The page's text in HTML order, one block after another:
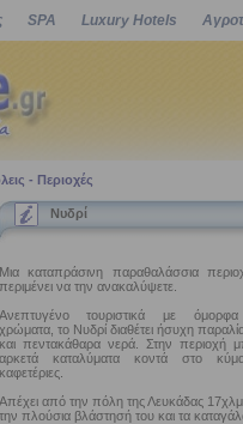
SPA Luxury Hotels
- Περιοχές
Νυδρί
Μια καταπράσινη παραθαλάσσια
περιμένει να την ανακαλύψετε.
Ανεπτυγένο τουριστικά με όμορφα
χρώματα, το Νυδρί διαθέτει ήσυχη
και πεντακάθαρα νερά. Στην περιοχή
αρκετά καταλύματα κοντά στο
καφετέριες.
Απέχει από την πόλη της Λευκάδας 17χλμ.
την πλούσια βλάστησή του και τα